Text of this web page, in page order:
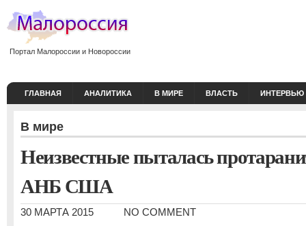
Портал Малороссии и Новороссии
ГЛАВНАЯ АНАЛИТИКА В МИРЕ ВЛАСТЬ ИНТЕРВЬЮ
В мире
Неизвестные пыталась
АНБ США
30 МАРТА 2015 NO COMMENT